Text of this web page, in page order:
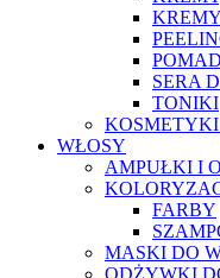
SERA
TONIKI
WŁOSY
AMPUŁKI I
FARBY
MASKI DO
ODŻYWKI